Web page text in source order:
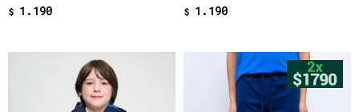
$ 1.190 $ 1.190